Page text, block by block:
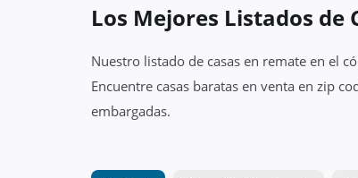
Los Mejores Listados de
Nuestro listado de casas en remate en el
Encuentre casas baratas en venta en zip
embargadas.